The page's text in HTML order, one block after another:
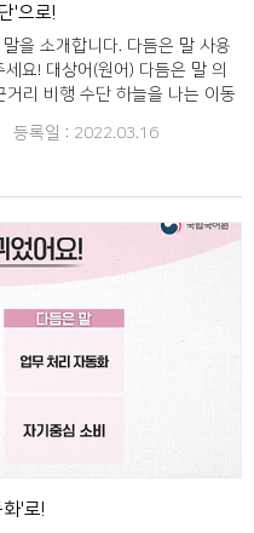
'으로!
을 소개합니다. 다듬은 말 사용
요! 대상어(원어) 다듬은 말 의
리 비행 수단 하늘을 나는 이동
등록일 : 2022.03.16
'로!